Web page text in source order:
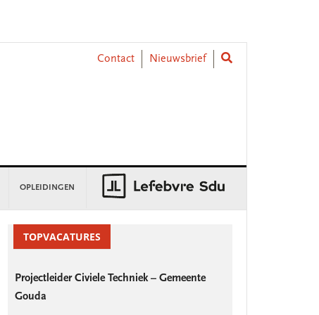
Contact
Nieuwsbrief
OPLEIDINGEN
SidebarTOPVACATURES
Projectleider Civiele Techniek – Gemeente
Gouda